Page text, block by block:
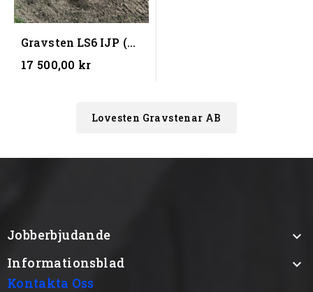
Gravsten LS6 IJP (
70x70x10)
17 500,00 kr
Lovesten Gravstenar AB
Jobberbjudande

Informationsblad

Kontakta Oss